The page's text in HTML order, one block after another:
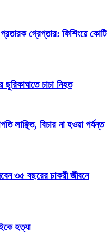
প্রতারক গ্রেপ্তার: ফিশিংয়ে কোটি
চাচা নিহত
লাঞ্ছিত, বিচার না হওয়া পর্যন্ত
৩৫ বছরের চাকরী জীবনে
হত্যা